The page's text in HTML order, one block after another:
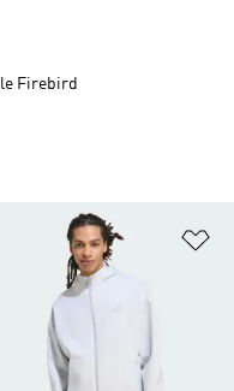
à la Liste de produits
Firebird